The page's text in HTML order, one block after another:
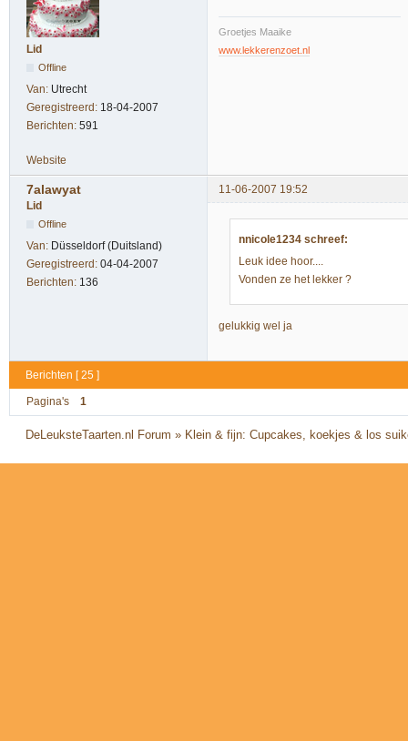
Lid
Offline
Van: Utrecht
Geregistreerd: 18-04-2007
Berichten: 591
Groetjes Maaike
www.lekkerenzoet.nl
Website
7alawyat
11-06-2007 19:52
Lid
Offline
Van: Düsseldorf (Duitsland)
Geregistreerd: 04-04-2007
Berichten: 136
nnicole1234 schreef:
Leuk idee hoor....
Vonden ze het lekker ?
gelukkig wel ja
Berichten [ 25 ]
Pagina's 1
DeLeuksteTaarten.nl Forum » Klein & fijn: Cupcakes, koekjes & los